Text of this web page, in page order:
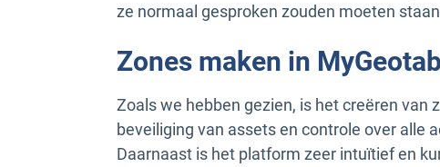
ze normaal gesproken zouden moeten
Zones maken in MyGeotab
Zoals we hebben gezien, is het creëren van
beveiliging van assets en controle over alle
Daarnaast is het platform zeer intuïtief en